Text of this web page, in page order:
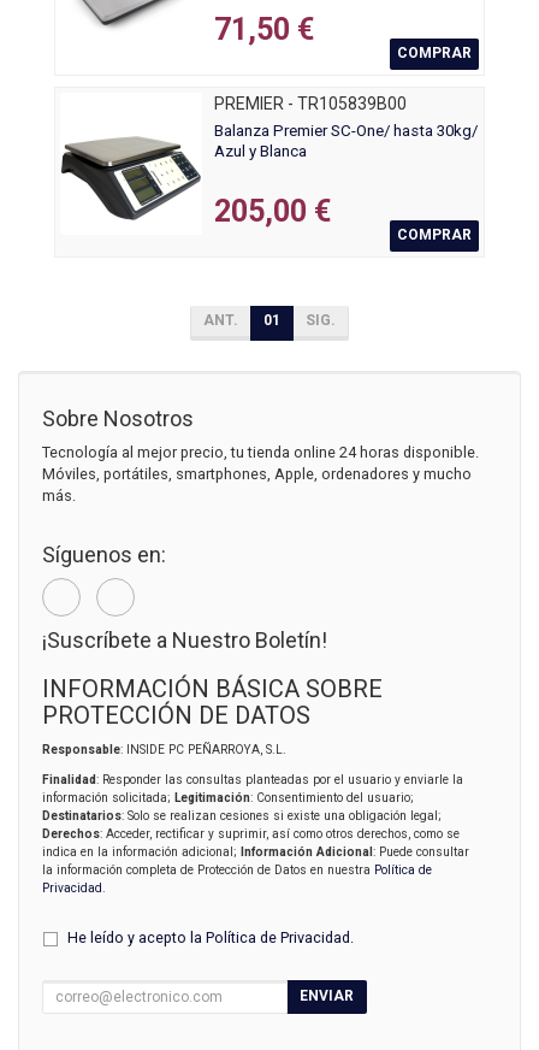
71,50 €
COMPRAR
PREMIER - TR105839B00
Balanza Premier SC-One/ hasta 30kg/
Azul y Blanca
205,00 €
COMPRAR
ANT. 01 SIG.
Sobre Nosotros
Tecnología al mejor precio, tu tienda online 24 horas disponible.
Móviles, portátiles, smartphones, Apple, ordenadores y mucho
más.
Síguenos en:
¡Suscríbete a Nuestro Boletín!
INFORMACIÓN BÁSICA SOBRE
PROTECCIÓN DE DATOS
Responsable: INSIDE PC PEÑARROYA, S.L.
Finalidad: Responder las consultas planteadas por el usuario y enviarle la
información solicitada; Legitimación: Consentimiento del usuario;
Destinatarios: Solo se realizan cesiones si existe una obligación legal;
Derechos: Acceder, rectificar y suprimir, así como otros derechos, como se
indica en la información adicional;
Información Adicional : Puede consultar
la información completa de Protección de Datos en nuestra Política de
Privacidad
He leído y acepto la Política de Privacidad
ENVIAR